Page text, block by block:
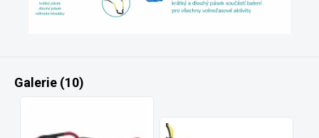
Galerie (10)